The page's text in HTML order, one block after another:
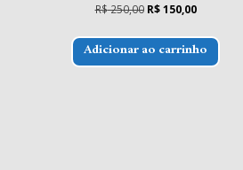
R$250,00 O
original
era:
R$ 250,00.
R$150,00O
atual
é:
R$ 150,00.
Adicionar ao carrinho